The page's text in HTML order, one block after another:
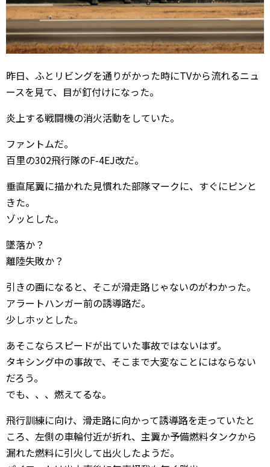
昨日、ふとリビングを通りがかった時にTVから流れるニュ
ースを見て、目が釘付けになった。
炎上する戦闘機の消火活動をしていた。
ファントムだ。
百里の302飛行隊のF-4EJ改だ。
垂直尾翼に描かれた見慣れた部隊マークに、すぐにピンと
きた。
ゾッとした。
墜落か？
離陸失敗か？
引きの画になると、そこが滑走路じゃないのがわかった。
アラートハンガー前の誘導路だ。
少しホッとした。
あそこならスピードが出ていた事故ではないはず。
タキシング中の事故で、そこまで大変なことにはならない
だろう。
でも、、、燃えてるな。
飛行訓練に向け、滑走路に向かって誘導路を走っていたと
ころ、左側の車輪付近が折れ、主翼か予備燃料タンクから
漏れた燃料に引火して出火したようだ。